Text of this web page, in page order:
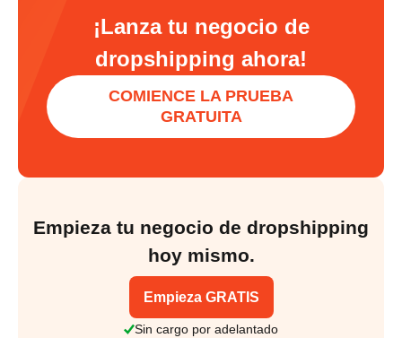
¡Lanza tu negocio de
dropshipping ahora!
COMIENCE LA PRUEBA
GRATUITA
Empieza tu negocio de dropshipping
hoy mismo.
Empieza GRATIS
Sin cargo por adelantado